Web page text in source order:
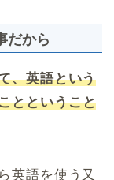
だから
、英語という
とということ
英語を使う又